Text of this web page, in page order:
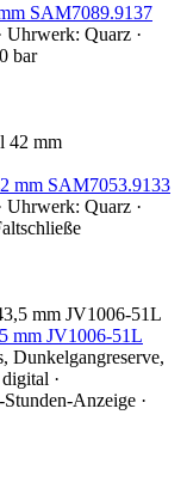
SAM7089.9137
Uhrwerk: Quarz ·
bar
mm SAM7053.9133
Uhrwerk: Quarz ·
mm JV1006-51L
Dunkelgangreserve,
·
Anzeige ·